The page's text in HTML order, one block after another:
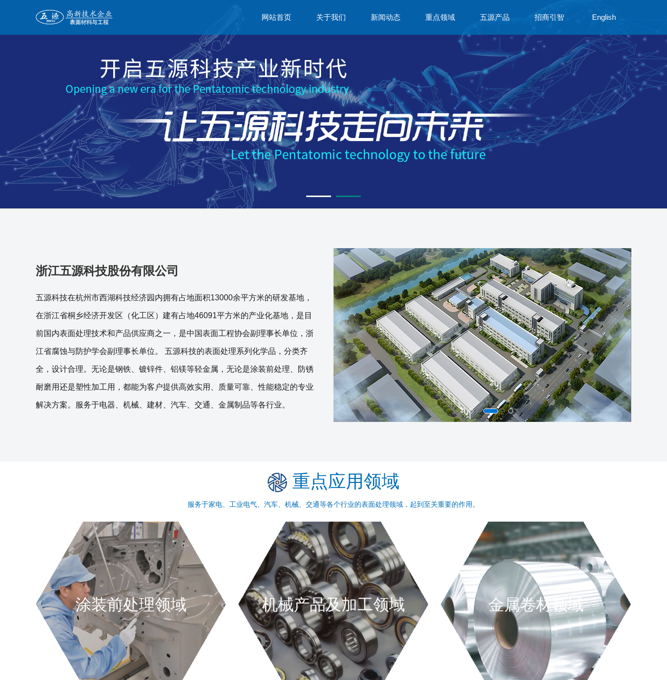
网站首页 关于我们 新闻动态 重点领域 五源产品 招商引智 English
浙江五源科技股份有限公司
五源科技在杭州市西湖科技经济园内拥有占地面积13000余平方米的研发基地，
在浙江省桐乡经济开发区（化工区）建有占地46091平方米的产业化基地，是目
前国内表面处理技术和产品供应商之一，是中国表面工程协会副理事长单位，浙
江省腐蚀与防护学会副理事长单位。 五源科技的表面处理系列化学品，分类齐
全，设计合理。无论是钢铁、镀锌件、铝镁等轻金属，无论是涂装前处理、防锈
耐磨用还是塑性加工用，都能为客户提供高效实用、质量可靠、性能稳定的专业
解决方案。服务于电器、机械、建材、汽车、交通、金属制品等各行业。
重点应用领域
服务于家电、工业电气、汽车、机械、交通等各个行业的表面处理领域，起到至关重要的作用。
涂装前处理领域 机械产品及加工领域 金属卷材领域